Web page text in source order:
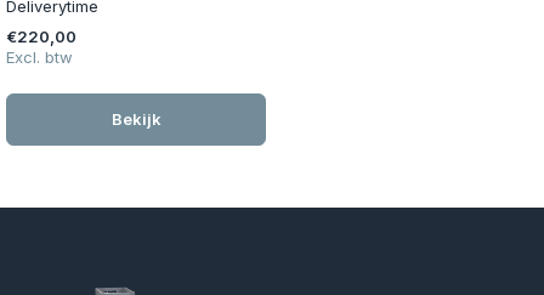
Deliverytime
€220,00
Excl. btw
Bekijk